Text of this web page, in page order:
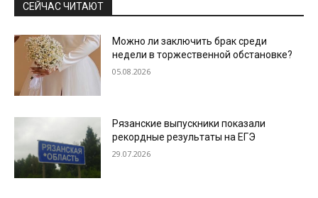
СЕЙЧАС ЧИТАЮТ
Можно ли заключить брак среди
недели в торжественной обстановке?
05.08.2026
Рязанские выпускники показали
рекордные результаты на ЕГЭ
29.07.2026